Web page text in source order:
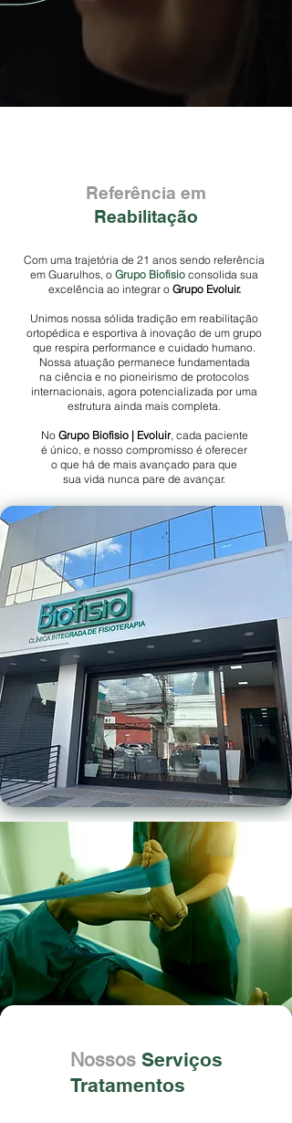
Referência em
Reabilitação
Com uma trajetória de 21 anos sendo referência
em Guarulhos, o Grupo Biofisio consolida sua
excelência ao integrar o Grupo Evoluir.
Unimos nossa sólida tradição em reabilitação
ortopédica e esportiva à inovação de um grupo
que respira performance e cuidado humano.
Nossa atuação permanece fundamentada
na ciência e no pioneirismo de protocolos
internacionais, agora potencializada por uma
estrutura ainda mais completa.
NoGrupo Biofisio | Evoluir, cada paciente
é único, e nosso compromisso é oferecer
o que há de mais avançado para que
sua vida nunca pare de avançar.
Nossos Serviços
Tratamentos